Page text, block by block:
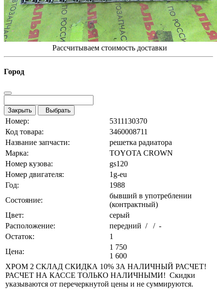
Рассчитываем стоимость доставки
Город
Закрыть Выбрать
Номер:
5311130370
Код товара:
3460008711
Название запчасти:
решетка радиатора
Марка:
TOYOTA CROWN
Номер кузова:
gs120
Номер двигателя:
1g-eu
Год:
1988
Состояние:
бывший в употреблении
(контрактный)
Цвет:
серый
Расположение:
передний / / -
Остаток:
1
Цена:
1 750
1 600
ХРОМ 2 СКЛАД СКИДКА 10% ЗА НАЛИЧНЫЙ РАСЧЕТ!
РАСЧЕТ НА КАССЕ ТОЛЬКО НАЛИЧНЫМИ! Скидки
указываются от перечеркнутой цены и не суммируются.